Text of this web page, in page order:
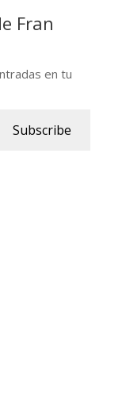
Fran
en tu
Subscribe